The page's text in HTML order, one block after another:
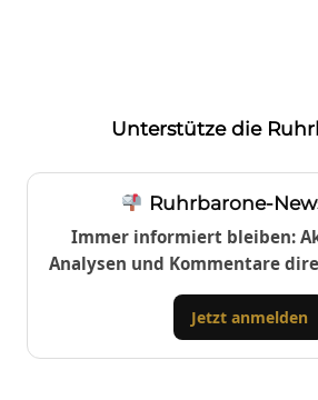
Unterstütze die
Ruhrbarone-
Immer informiert bleiben:
Analysen und Kommentare
Jetzt anmelden